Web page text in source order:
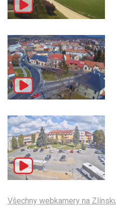
Všechny webkamery na